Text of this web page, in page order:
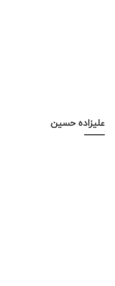
علیزاده حسین